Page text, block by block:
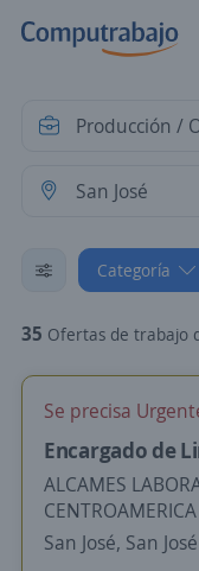
Categoría
35 Ofertas de trabajo de Producción /
Se precisa
Encargado de
ALCAMES
San José, San José